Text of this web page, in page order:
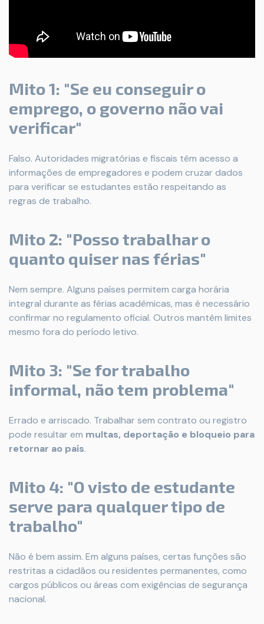
Mito 1: "Se eu conseguir o
emprego, o governo não vai
verificar"
Falso. Autoridades migratórias e fiscais têm acesso a
informações de empregadores e podem cruzar dados
para verificar se estudantes estão respeitando as
regras de trabalho.
Mito 2: "Posso trabalhar o
quanto quiser nas férias"
Nem sempre. Alguns países permitem carga horária
integral durante as férias acadêmicas, mas é necessário
confirmar no regulamento oficial. Outros mantêm limites
mesmo fora do período letivo.
Mito 3: "Se for trabalho
informal, não tem problema"
Errado e arriscado. Trabalhar sem contrato ou registro
pode resultar em multas, deportação e bloqueio para
retornar ao país.
Mito 4: "O visto de estudante
serve para qualquer tipo de
trabalho"
Não é bem assim. Em alguns países, certas funções são
restritas a cidadãos ou residentes permanentes, como
cargos públicos ou áreas com exigências de segurança
nacional.